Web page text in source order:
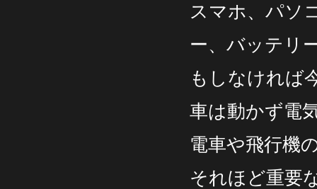
スマホ、パソ
ー、バッテリ
もしなければ
車は動かず電
電車や飛行機
それほど重要